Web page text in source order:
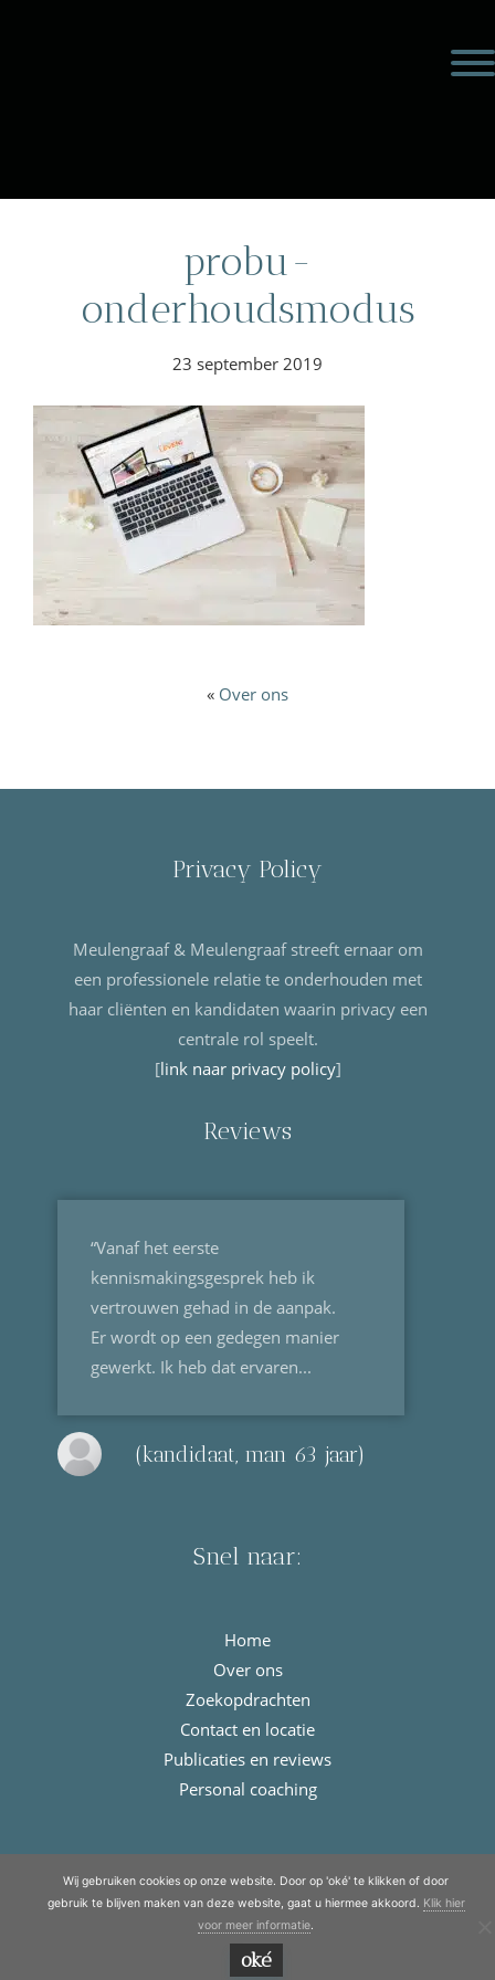
probu-
onderhoudsmodus
23 september 2019
« Over ons
Privacy Policy
Meulengraaf & Meulengraaf streeft ernaar om
een professionele relatie te onderhouden met
haar cliënten en kandidaten waarin privacy een
centrale rol speelt.
[link naar privacy policy]
Reviews
“Vanaf het eerste
kennismakingsgesprek heb ik
vertrouwen gehad in de aanpak.
Er wordt op een gedegen manier
gewerkt. Ik heb dat ervaren...
(kandidaat, man 63 jaar)
Snel naar:
Home
Over ons
Zoekopdrachten
Contact en locatie
Publicaties en reviews
Personal coaching
reserved
Wij gebruiken cookies op onze website. Door op 'oké' te klikken of door
gebruik te blijven maken van deze website, gaat u hiermee akkoord. Klik hier
voor meer informatie.
oké